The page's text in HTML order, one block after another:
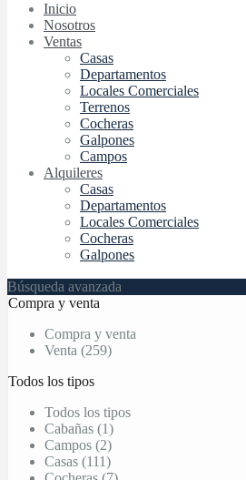
Inicio
Nosotros
Ventas
Casas
Departamentos
Locales Comerciales
Terrenos
Cocheras
Galpones
Campos
Alquileres
Casas
Departamentos
Locales Comerciales
Cocheras
Galpones
Búsqueda avanzada
Compra y venta
Compra y venta
Venta (259)
Todos los tipos
Todos los tipos
Cabañas (1)
Campos (2)
Casas (111)